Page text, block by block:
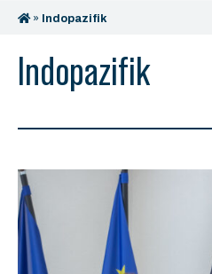
» Indopazifik
Indopazifik